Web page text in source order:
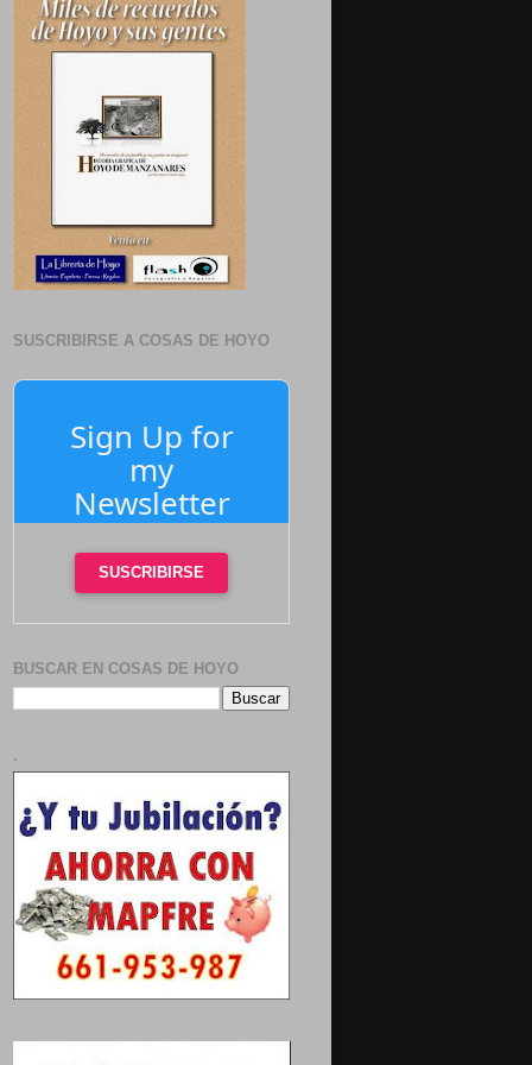
SUSCRIBIRSE A COSAS DE HOYO
Sign Up for
my
Newsletter
SUSCRIBIRSE
BUSCAR EN COSAS DE HOYO
.